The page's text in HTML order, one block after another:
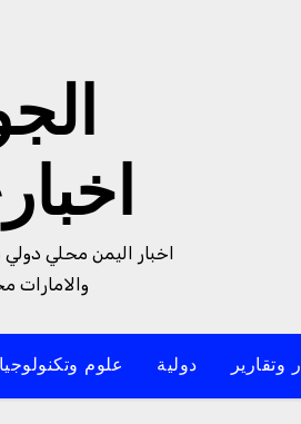
اخبار اليمن محلي
والامارات
وتقارير دولية علوم وتكنولوجيا